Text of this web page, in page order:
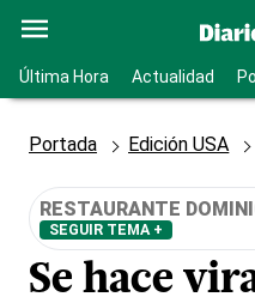
Última Hora Actualidad
Portada Edición USA
RESTAURANTE
SEGUIR TEMA +
Se hace